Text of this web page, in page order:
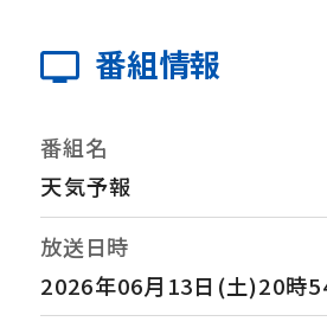
番組情報
番組名
天気予報
放送日時
2026年06月13日(土)20時